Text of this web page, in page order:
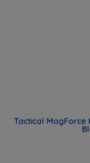
Tactical MagForce